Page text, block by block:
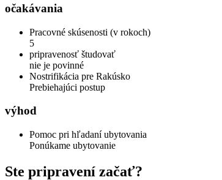
očakávania
Pracovné skúsenosti (v rokoch)
5
pripravenosť študovať
nie je povinné
Nostrifikácia pre Rakúsko
Prebiehajúci postup
výhod
Pomoc pri hľadaní ubytovania
Ponúkame ubytovanie
Ste pripravení začať?